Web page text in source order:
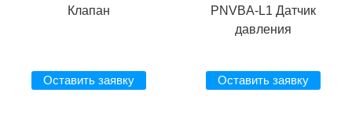
Клапан
Оставить заявку
PNVBA-L1 Датчик
давления
Оставить заявку